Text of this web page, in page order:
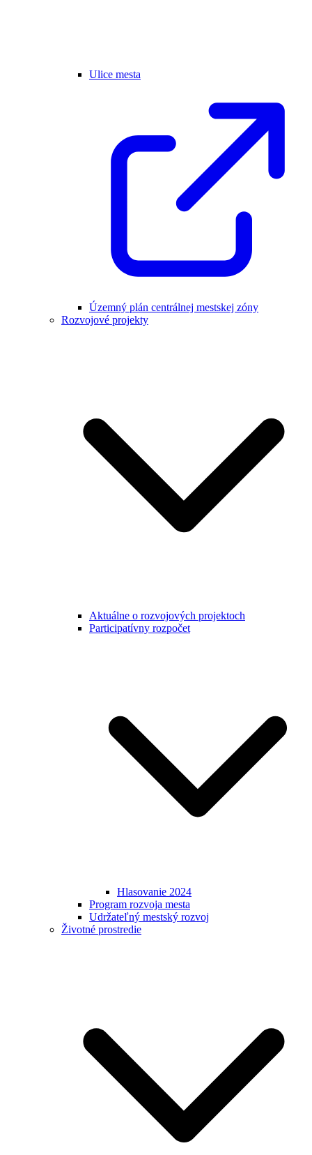
Ulice mesta
Územný plán centrálnej mestskej zóny
Rozvojové projekty
Aktuálne o rozvojových projektoch
Participatívny rozpočet
Hlasovanie 2024
Program rozvoja mesta
Udržateľný mestský rozvoj
Životné prostredie